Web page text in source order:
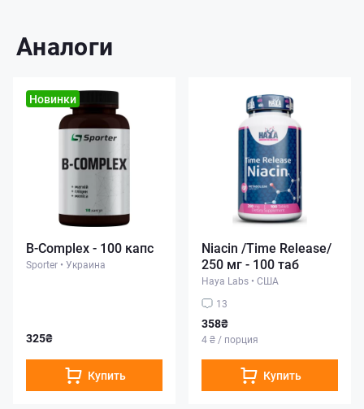
Аналоги
Новинки
B-Complex - 100 капс
Sporter • Украина
325₴
Купить
Niacin /Time Release/
250 мг - 100 таб
Haya Labs • США
13
358₴
4 ₴ / порция
Купить